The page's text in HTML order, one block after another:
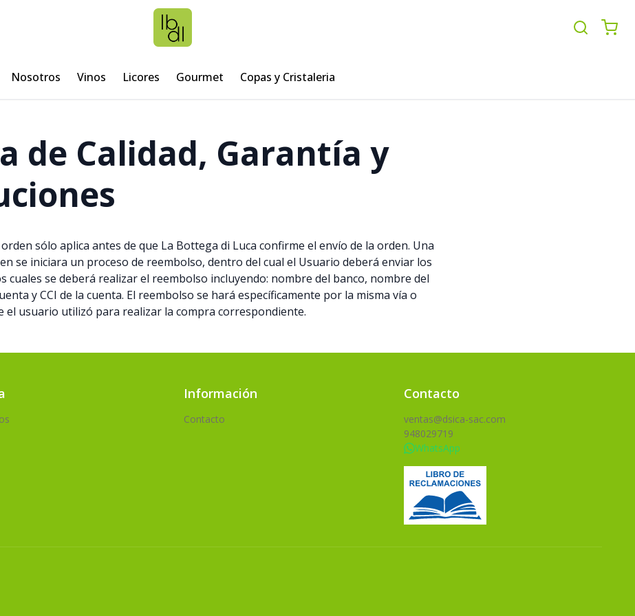
Nosotros Vinos Licores Gourmet Copas y Cristaleria
de Calidad, Garantía y
sólo aplica antes de que La Bottega di Luca confirme el envío de la orden. Una
se iniciara un proceso de reembolso, dentro del cual el Usuario deberá enviar los
cuales se deberá realizar el reembolso incluyendo: nombre del banco, nombre del
y CCI de la cuenta. El reembolso se hará específicamente por la misma vía o
el usuario utilizó para realizar la compra correspondiente.
Información
Contacto
Contacto
ventas@dsica-sac.com
948029719
WhatsApp